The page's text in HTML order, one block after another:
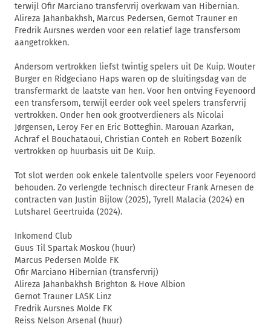
terwijl Ofir Marciano transfervrij overkwam van Hibernian.
Alireza Jahanbakhsh, Marcus Pedersen, Gernot Trauner en
Fredrik Aursnes werden voor een relatief lage transfersom
aangetrokken.
Andersom vertrokken liefst twintig spelers uit De Kuip. Wouter
Burger en Ridgeciano Haps waren op de sluitingsdag van de
transfermarkt de laatste van hen. Voor hen ontving Feyenoord
een transfersom, terwijl eerder ook veel spelers transfervrij
vertrokken. Onder hen ook grootverdieners als Nicolai
Jørgensen, Leroy Fer en Eric Botteghin. Marouan Azarkan,
Achraf el Bouchataoui, Christian Conteh en Robert Bozeník
vertrokken op huurbasis uit De Kuip.
Tot slot werden ook enkele talentvolle spelers voor Feyenoord
behouden. Zo verlengde technisch directeur Frank Arnesen de
contracten van Justin Bijlow (2025), Tyrell Malacia (2024) en
Lutsharel Geertruida (2024).
Inkomend Club
Guus Til Spartak Moskou (huur)
Marcus Pedersen Molde FK
Ofir Marciano Hibernian (transfervrij)
Alireza Jahanbakhsh Brighton & Hove Albion
Gernot Trauner LASK Linz
Fredrik Aursnes Molde FK
Reiss Nelson Arsenal (huur)